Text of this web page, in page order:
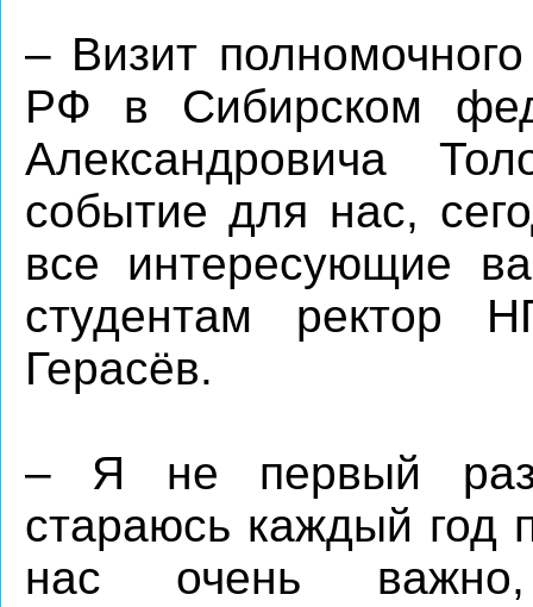
– Визит
РФ в Сибирском
Александровича
событие для нас,
все интересующие
студентам ректор
Герасёв.
– Я не первый раз
стараюсь каждый год
нас очень важно,